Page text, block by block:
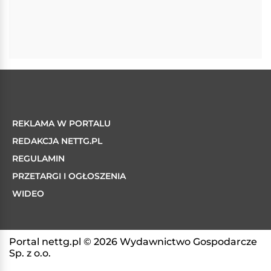
REKLAMA W PORTALU
REDAKCJA NETTG.PL
REGULAMIN
PRZETARGI I OGŁOSZENIA
WIDEO
Portal nettg.pl © 2026 Wydawnictwo Gospodarcze
Sp. z o.o.